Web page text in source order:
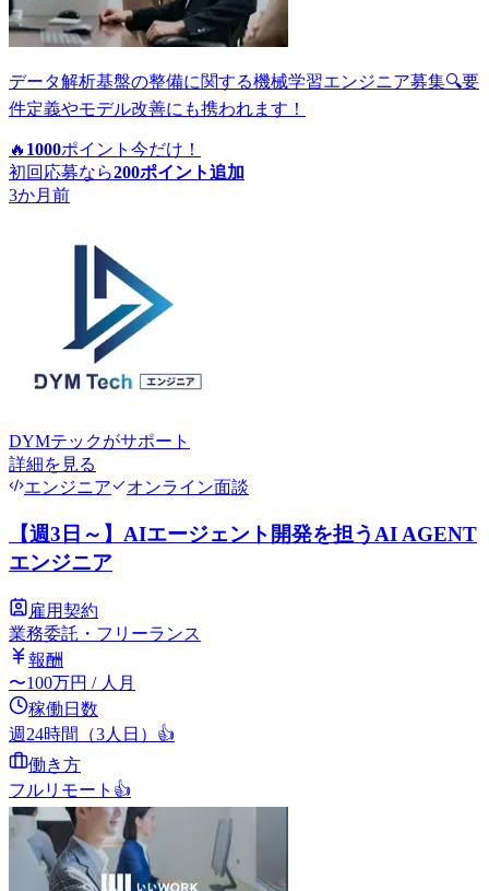
データ解析基盤の整備に関する機械学習エンジニア募集🔍要
件定義やモデル改善にも携われます！
🔥 1000ポイント 今だけ！
初回応募なら200ポイント追加
3か月前
DYMテックがサポート
詳細を見る
エンジニア
オンライン面談
【週3日～】AIエージェント開発を担うAI AGENT
エンジニア
雇用契約
業務委託・フリーランス
報酬
〜100万円 / 人月
稼働日数
週24時間（3人日） 👍
働き方
フルリモート 👍